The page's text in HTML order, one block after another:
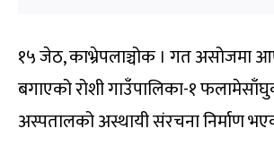
१५ जेठ, काभ्रेपलाञ्चोक । गत असोजमा
बगाएको रोशी गाउँपालिका-१
अस्पतालको अस्थायी संरचना निर्माण